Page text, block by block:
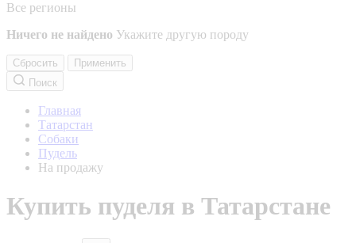
Все регионы
Ничего не найдено Укажите другую породу
Сбросить
Применить
Поиск
Главная
Татарстан
Собаки
Пудель
На продажу
Купить пуделя в Татарстане